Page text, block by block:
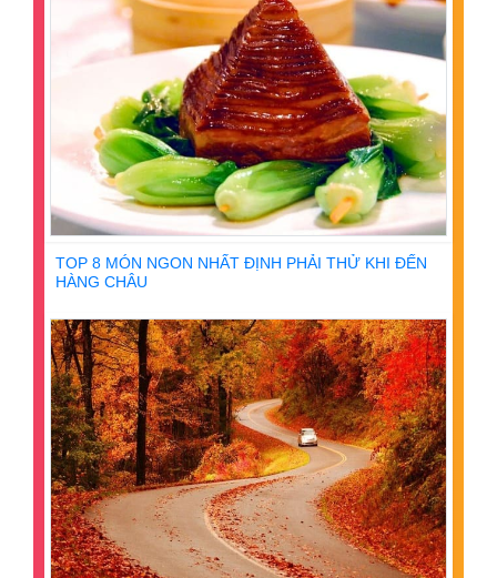
TOP 8 MÓN NGON NHẤT ĐỊNH PHẢI THỬ KHI ĐẾN
HÀNG CHÂU